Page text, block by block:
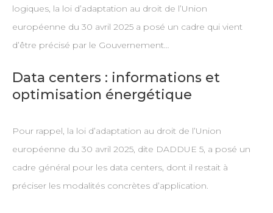
logiques, la loi d’adaptation au droit de l’Union
européenne du 30 avril 2025 a posé un cadre qui vient
d’être précisé par le Gouvernement…
Data centers : informations et
optimisation énergétique
Pour rappel, la loi d’adaptation au droit de l’Union
européenne du 30 avril 2025, dite DADDUE 5, a posé un
cadre général pour les data centers, dont il restait à
préciser les modalités concrètes d’application.